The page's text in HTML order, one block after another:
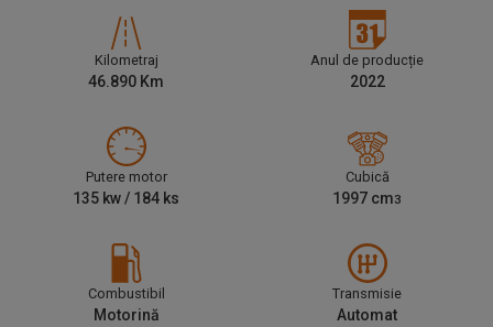
Kilometraj
46.890 Km
Anul de producție
2022
Putere motor
135 kw / 184 ks
Cubică
1997 cm3
Combustibil
Motorină
Transmisie
Automat